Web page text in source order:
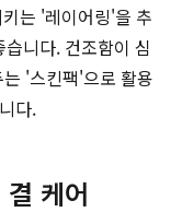
는 '레이어링'을 추
니다. 건조함이 심
'스킨팩'으로 활용
다.
케어